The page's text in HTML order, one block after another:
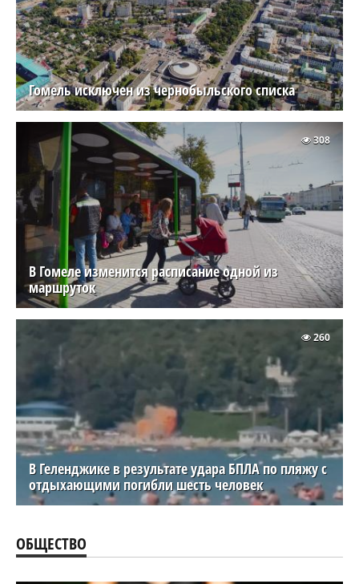
Гомель исключен из чернобыльского списка
В Гомеле изменится расписание одной из
маршруток
308
В Геленджике в результате удара БПЛА по пляжу с
отдыхающими погибли шесть человек
260
ОБЩЕСТВО